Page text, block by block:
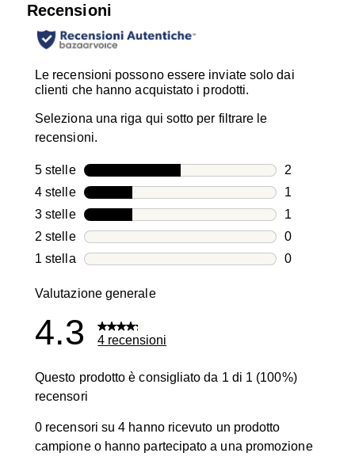
Recensioni
Le recensioni possono essere inviate solo dai
clienti che hanno acquistato i prodotti.
Seleziona una riga qui sotto per filtrare le
recensioni.
5 stellestelle
2
2
4 stellestelle
1
1
3 stellestelle
1
1
2 stellestelle
0
0
1 stellastelle
0
Valutazione generale
4.3 4 recensioni
Questo prodotto è consigliato da 1 di 1 (100%)
recensori
0 recensori su 4 hanno ricevuto un prodotto
campione o hanno partecipato a una promozione